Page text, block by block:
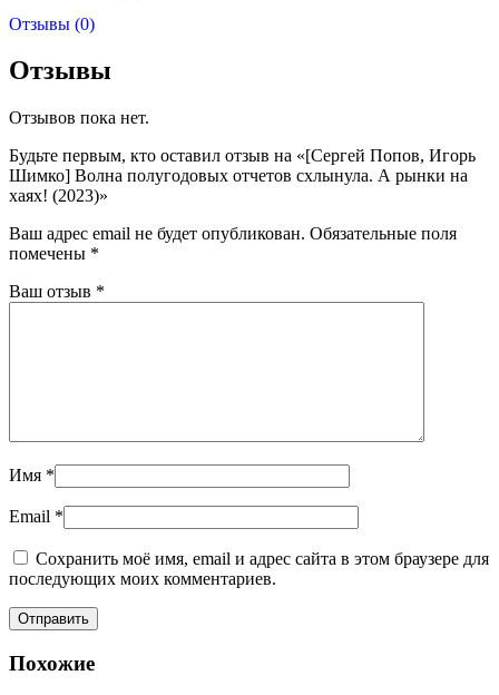
Отзывы (0)
Отзывы
Отзывов пока нет.
Будьте первым, кто оставил отзыв на «[Сергей Попов, Игорь
Шимко] Волна полугодовых отчетов схлынула. А рынки на
хаях! (2023)»
Ваш адрес email не будет опубликован. Обязательные поля
помечены *
Ваш отзыв *
Имя *
Email *
Сохранить моё имя, email и адрес сайта в этом браузере для
последующих моих комментариев.
Похожие